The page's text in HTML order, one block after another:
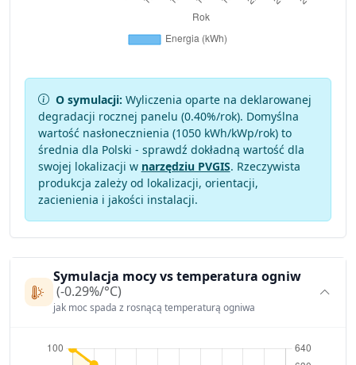
O symulacji: Wyliczenia oparte na deklarowanej
degradacji rocznej panelu (0.40%/rok). Domyślna
wartość nasłonecznienia (1050 kWh/kWp/rok) to
średnia dla Polski - sprawdź dokładną wartość dla
swojej lokalizacji w narzędziu PVGIS. Rzeczywista
produkcja zależy od lokalizacji, orientacji,
zacienienia i jakości instalacji.
Symulacja mocy vs temperatura ogniw
(-0.29%/°C)
jak moc spada z rosnącą temperaturą ogniwa